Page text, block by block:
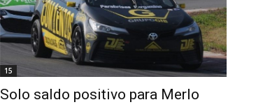
15
Solo saldo positivo para Merlo